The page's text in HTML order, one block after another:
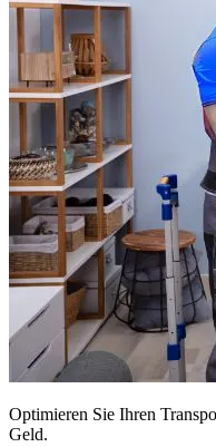
Optimieren Sie Ihren
Geld.